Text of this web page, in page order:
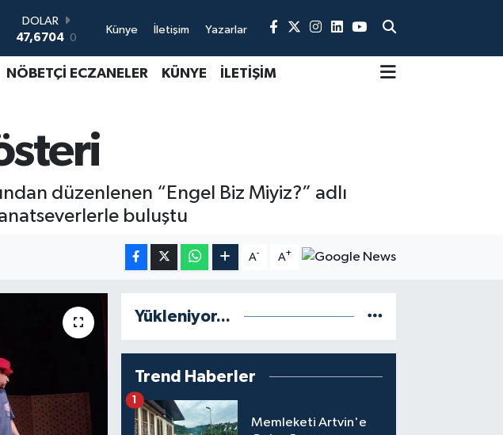
DOLAR
47,6704 0
EURO
55,0406 -0.08
6500.87
BİST100
13.799
70
BITCOIN
Künye İletişim Yazarlar
NÖBETÇİ ECZANELER KÜNYE İLETİŞİM
düzenlenen “Engel Biz Miyiz?” adlı
buluştu
A- A+
Yükleniyor...
Trend Haberler
Memleketi Artvin'e
1